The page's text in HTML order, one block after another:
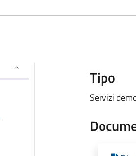
Tipo
Servizi